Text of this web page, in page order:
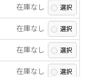
在庫なし
在庫なし
在庫なし
在庫なし